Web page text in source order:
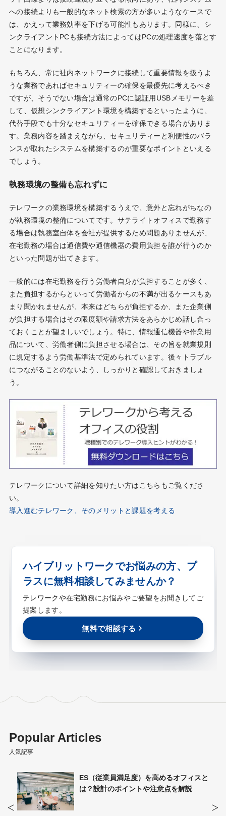
への接続よりも一般的なネット検索の方が多いようなケースで
は、かえって業務効率を下げる可能性もあります。同様に、シ
ンクライアントPCも接続方法によってはPCの処理速度を落とす
ことになります。
もちろん、常に社内ネットワークに接続して重要情報を扱うよ
うな業務であればセキュリティーの確保を最優先に考えるべき
ですが、そうでない場合は通常のPCに認証用USBメモリーを差
して、仮想シンクライアント環境を構築するといったように、
代替手段でも十分なセキュリティーを確保できる場合がありま
す。業務内容を踏まえながら、セキュリティーと利便性のバラ
ンスが取れたシステムを構築するのが重要なポイントといえる
でしょう。
執務環境の整備も忘れずに
テレワークの業務環境を構築するうえで、意外と忘れがちなの
が執務環境の整備についてです。サテライトオフィスで勤務す
る場合は執務室自体を会社が提供するため問題ありませんが、
在宅勤務の場合は通信費や通信機器の費用負担を誰が行うのか
といった問題が出てきます。
一般的には在宅勤務を行う労働者自身が負担することが多く、
また負担するからといって労働者からの不満が出るケースもあ
まり聞かれませんが、本来はどちらが負担するか、また企業側
が負担する場合はその限度額や請求方法をあらかじめ話し合っ
ておくことが望ましいでしょう。特に、情報通信機器や作業用
品について、労働者側に負担させる場合は、その旨を就業規則
に規定するよう労働基準法で定められています。後々トラブル
につながることのないよう、しっかりと確認しておきましょ
う。
テレワークについて詳細を知りたい方はこちらもご覧くださ
い。
導入進むテレワーク、そのメリットと課題を考える
ハイブリットワークでお悩みの方、プ
ラスに無料相談してみませんか？
テレワークや在宅勤務にお悩みやご要望をお聞きしてご
提案します。
無料で相談する
Popular Articles
人気記事
ES（従業員満足度）を高めるオフィスと
は？設計のポイントや注意点を解説